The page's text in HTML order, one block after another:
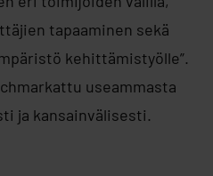
tapaaminen sekä
kehittämistyölle”.
useammasta
ja kansainvälisesti.